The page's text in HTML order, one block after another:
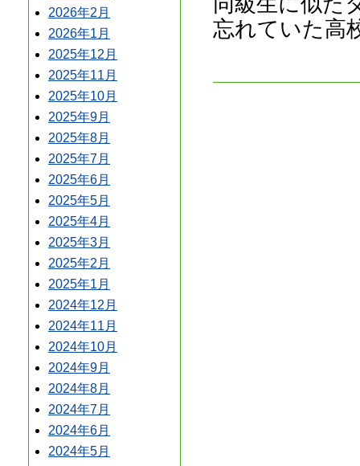
2026年2月
2026年1月
2025年12月
2025年11月
2025年10月
2025年9月
2025年8月
2025年7月
2025年6月
2025年5月
2025年4月
2025年3月
2025年2月
2025年1月
2024年12月
2024年11月
2024年10月
2024年9月
2024年8月
2024年7月
2024年6月
2024年5月
忘れていた高